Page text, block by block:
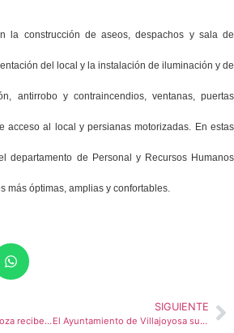
la construcción de aseos, despachos y sala de
del local y la instalación de iluminación y de
antirrobo y contraincendios, ventanas, puertas
acceso al local y persianas motorizadas. En estas
departamento de Personal y Recursos Humanos
más óptimas, amplias y confortables.
El Alcalde Marcos Zaragoza recibe a la regatista vilera Sara Mengual, bronce en el campeonato del mundo de piragüismo y oro en el campeonato de España
SIGUIENTE
El Ayuntamiento de Villajoyosa suspende las actividades públicas hasta el domingo con motivo del decreto de tres días de luto nacional